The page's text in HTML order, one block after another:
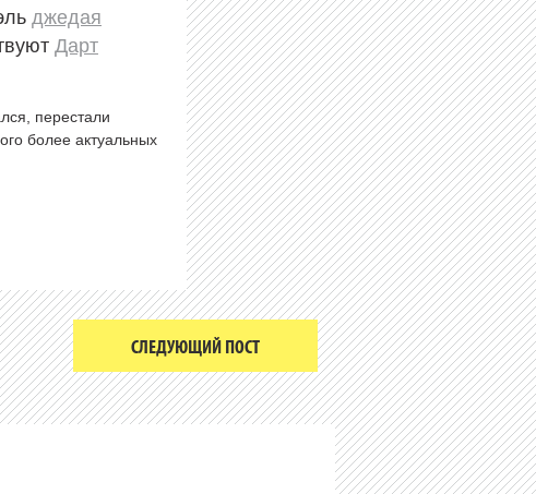
джедая
Дарт
перестали
более актуальных
СЛЕДУЮЩИЙ ПОСТ